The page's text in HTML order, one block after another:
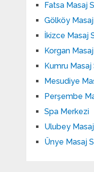
Fatsa Masaj
Gölköy
İkizce Masaj
Korgan
Kumru Masaj
Mesudiye
Perşembe
Spa Merkezi
Ulubey
Ünye Masaj